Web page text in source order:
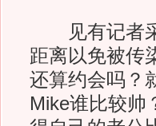
见有记者采
距离以免被传
还算约会吗？
Mike谁比较帅